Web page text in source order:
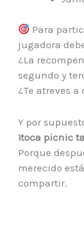
Para
jugadora
¿La
segundo y
¿Te atreves
Y por
¡toca picnic
Porque
merecido
compartir.